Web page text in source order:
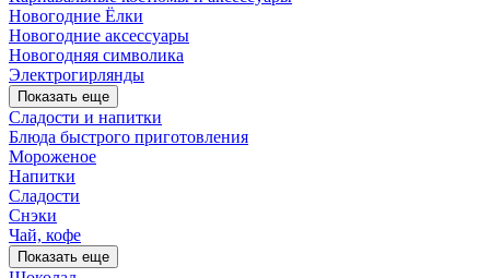
Новогодние Ёлки
Новогодние аксессуары
Новогодняя символика
Электрогирлянды
Показать еще
Сладости и напитки
Блюда быстрого приготовления
Мороженое
Напитки
Сладости
Снэки
Чай, кофе
Показать еще